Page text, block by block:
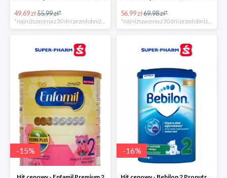
49.69 zł55.99 zł* 56.99 zł69.98 zł*
-15% -16%